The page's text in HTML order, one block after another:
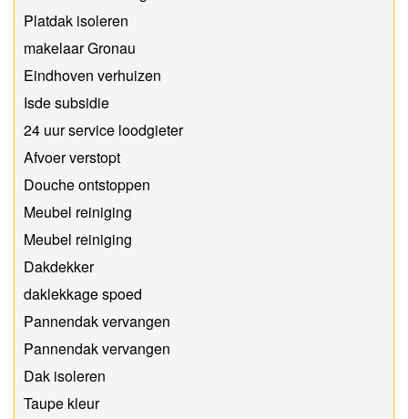
Platdak isoleren
makelaar Gronau
Eindhoven verhuizen
Isde subsidie
24 uur service loodgieter
Afvoer verstopt
Douche ontstoppen
Meubel reiniging
Meubel reiniging
Dakdekker
daklekkage spoed
Pannendak vervangen
Pannendak vervangen
Dak isoleren
Taupe kleur